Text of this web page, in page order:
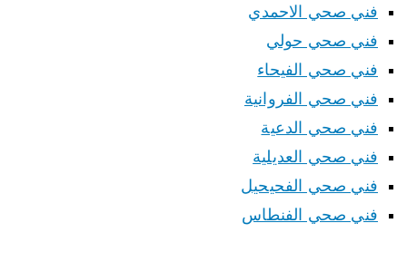
فني صحي الاحمدي
فني صحي حولي
فني صحي الفيحاء
فني صحي الفروانية
فني صحي الدعية
فني صحي العديلية
فني صحي الفحيحيل
فني صحي الفنطاس